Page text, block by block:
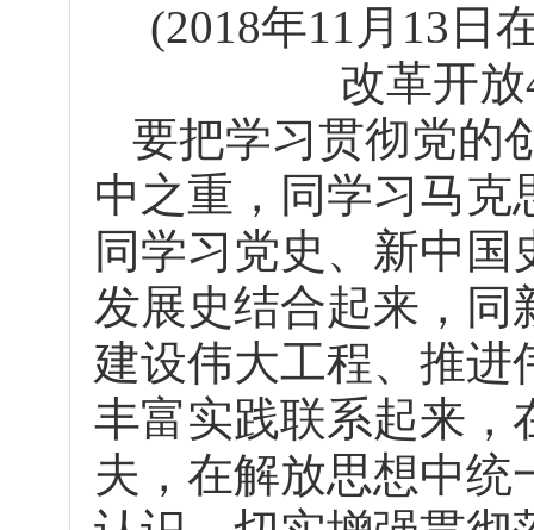
(2018年11月13
改革开
要把学习贯彻党的
中之重，同学习马克
同学习党史、新中
发展史结合起来，同
建设伟大工程、推进
丰富实践联系起来，
夫，在解放思想中统